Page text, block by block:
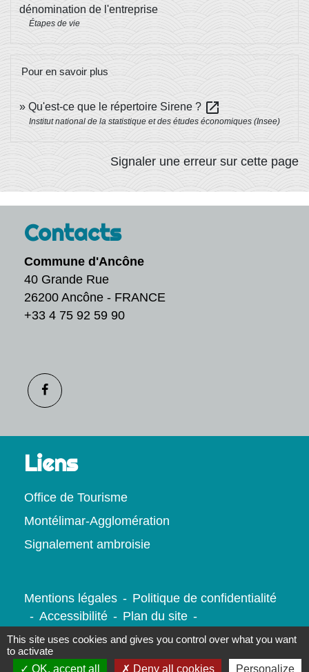
dénomination de l'entreprise
Étapes de vie
Pour en savoir plus
Qu'est-ce que le répertoire Sirene ? open_in_new
Institut national de la statistique et des études économiques (Insee)
Signaler une erreur sur cette page
Contacts
Commune d'Ancône
40 Grande Rue
26200 Ancône - FRANCE
+33 4 75 92 59 90
Liens
Office de Tourisme
Montélimar-Agglomération
Signalement ambroisie
Mentions légales - Politique de confidentialité
- Accessibilité - Plan du site -
Gestion des cookies
This site uses cookies and gives you control over what you want
to activate
OK, accept all
Deny all cookies Personalize